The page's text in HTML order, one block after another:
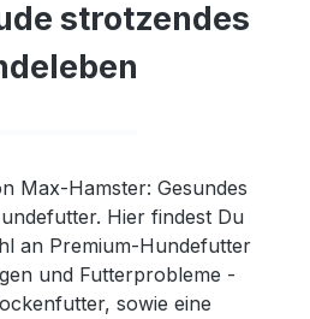
strotzendes
Max-Hamster: Gesundes
Hier findest Du
an Premium-Hundefutter
und Futterprobleme -
sowie eine